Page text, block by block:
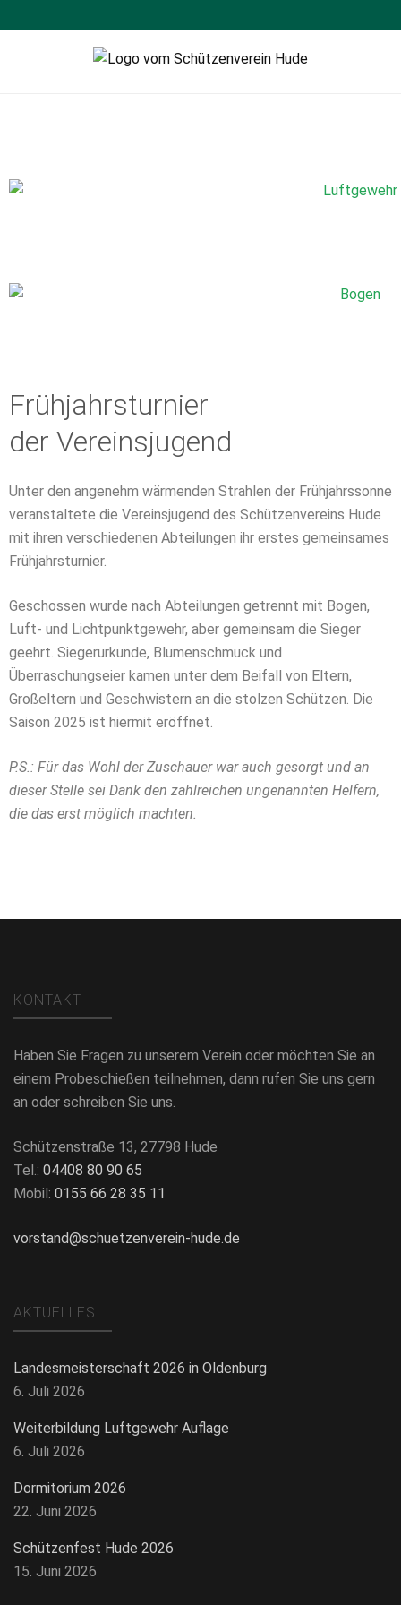
Frühjahrsturnier
der Vereinsjugend
Unter den angenehm wärmenden Strahlen der Frühjahrssonne
veranstaltete die Vereinsjugend des Schützenvereins Hude
mit ihren verschiedenen Abteilungen ihr erstes gemeinsames
Frühjahrsturnier.
Geschossen wurde nach Abteilungen getrennt mit Bogen,
Luft- und Lichtpunktgewehr, aber gemeinsam die Sieger
geehrt. Siegerurkunde, Blumenschmuck und
Überraschungseier kamen unter dem Beifall von Eltern,
Großeltern und Geschwistern an die stolzen Schützen. Die
Saison 2025 ist hiermit eröffnet.
P.S.: Für das Wohl der Zuschauer war auch gesorgt und an
dieser Stelle sei Dank den zahlreichen ungenannten Helfern,
die das erst möglich machten.
KONTAKT
Haben Sie Fragen zu unserem Verein oder möchten Sie an
einem Probeschießen teilnehmen, dann rufen Sie uns gern
an oder schreiben Sie uns.
Schützenstraße 13, 27798 Hude
Tel.: 04408 80 90 65
Mobil: 0155 66 28 35 11
vorstand@schuetzenverein-hude.de
AKTUELLES
Landesmeisterschaft 2026 in Oldenburg
6. Juli 2026
Weiterbildung Luftgewehr Auflage
6. Juli 2026
Dormitorium 2026
22. Juni 2026
Schützenfest Hude 2026
15. Juni 2026